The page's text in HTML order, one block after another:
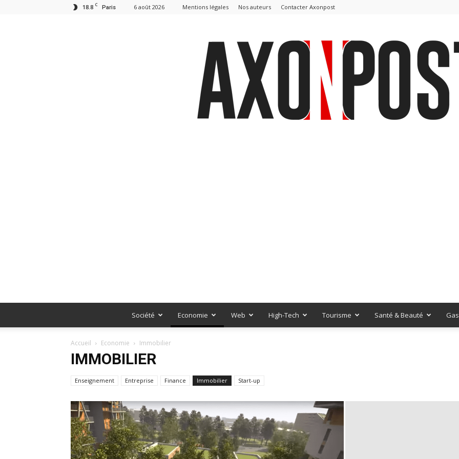
18.8 C Paris 6 août 2026 Mentions légales Nos auteurs Contacter Axonpost
Société Economie Web High-Tech Tourisme Santé & Beauté
Accueil Economie Immobilier
IMMOBILIER
Enseignement Entreprise Finance Immobilier Start-up